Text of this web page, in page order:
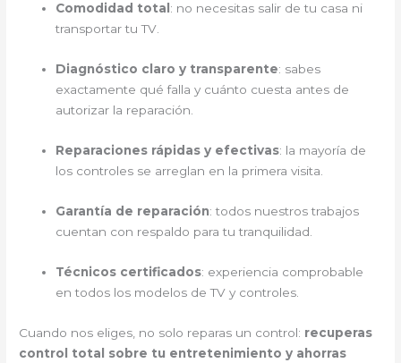
Comodidad total : no necesitas salir de tu casa ni
transportar tu TV.
Diagnóstico claro y transparente: sabes
exactamente qué falla y cuánto cuesta antes de
autorizar la reparación.
Reparaciones rápidas y efectivas: la mayoría de
los controles se arreglan en la primera visita.
Garantía de reparación: todos nuestros trabajos
cuentan con respaldo para tu tranquilidad.
Técnicos certificados: experiencia comprobable
en todos los modelos de TV y controles.
Cuando nos eliges, no solo reparas un control: recuperas
control total sobre tu entretenimiento y ahorras